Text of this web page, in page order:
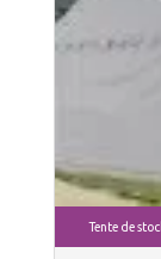
Tente de